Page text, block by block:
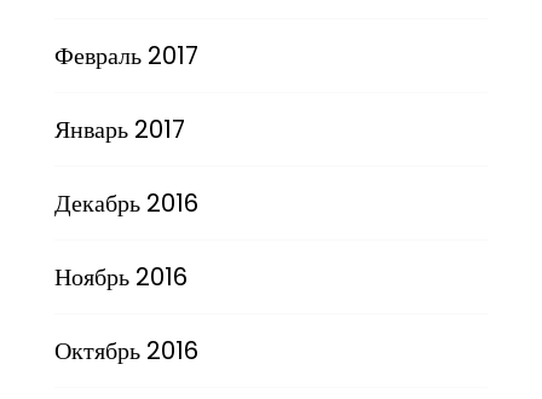
Февраль 2017
Январь 2017
Декабрь 2016
Ноябрь 2016
Октябрь 2016